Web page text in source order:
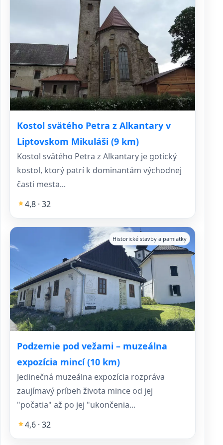
Kostol svätého Petra z Alkantary v
Liptovskom Mikuláši (9 km)
Kostol svätého Petra z Alkantary je gotický
kostol, ktorý patrí k dominantám východnej
časti mesta...
4,8 · 32
Podzemie pod vežami – muzeálna
expozícia mincí (10 km)
Historické stavby a pamiatky
Jedinečná muzeálna expozícia rozpráva
zaujímavý príbeh života mince od jej
"počatia" až po jej "ukončenia...
4,6 · 32